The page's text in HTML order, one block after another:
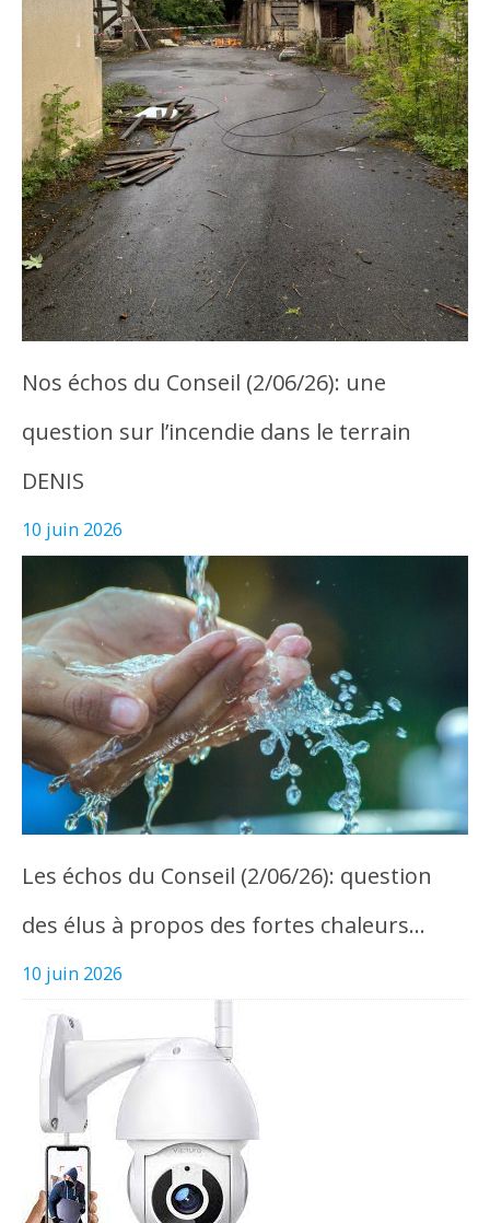
Nos échos du Conseil (2/06/26): une
question sur l’incendie dans le terrain
DENIS
10 juin 2026
Les échos du Conseil (2/06/26): question
des élus à propos des fortes chaleurs…
10 juin 2026